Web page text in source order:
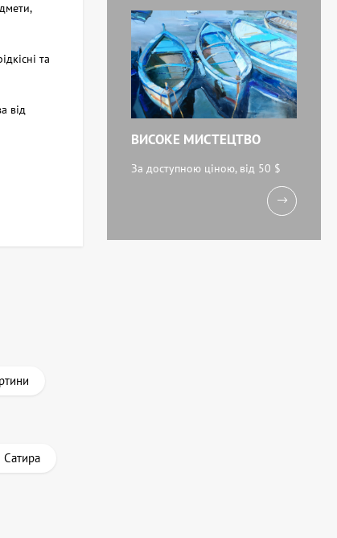
та
від
Сатира
ВИСОКЕ МИСТЕЦТВО
За доступною ціною, від 50 $